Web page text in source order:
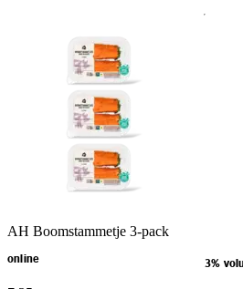
AH Boomstammetje 3-pack
online 3%